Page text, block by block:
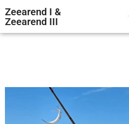
Zeearend I &
Zeearend III